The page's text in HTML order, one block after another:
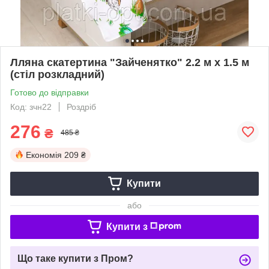
Лляна скатертина "Зайченятко" 2.2 м х 1.5 м
(стіл розкладний)
Готово до відправки
Код: зчн22
Роздріб
276 ₴ 485 ₴
Економія 209 ₴
Купити
або
Купити з
Що таке купити з Пром?